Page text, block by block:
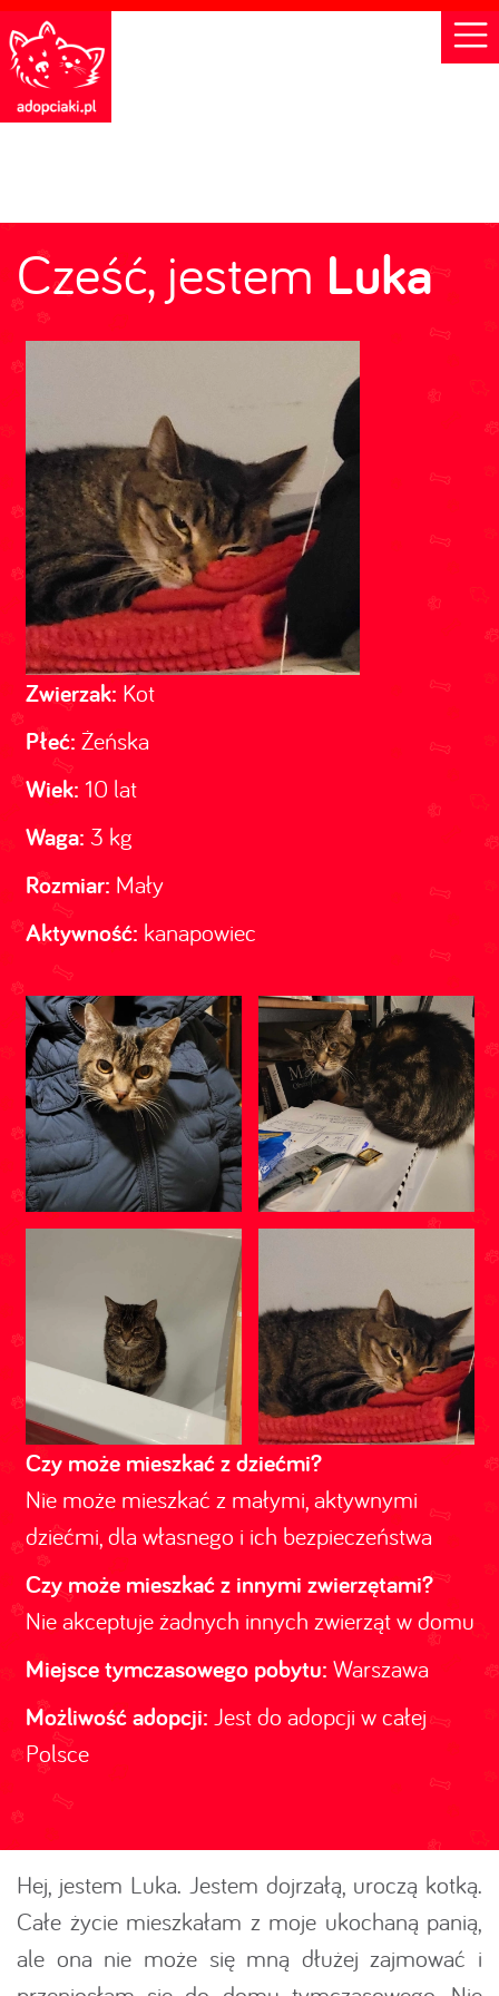
Cześć, jestem Luka
Zwierzak: Kot
Płeć: Żeńska
Wiek: 10 lat
Waga: 3 kg
Rozmiar: Mały
Aktywność: kanapowiec
Czy może mieszkać z dziećmi?
Nie może mieszkać z małymi, aktywnymi
dziećmi, dla własnego i ich bezpieczeństwa
Czy może mieszkać z innymi zwierzętami?
Nie akceptuje żadnych innych zwierząt w domu
Miejsce tymczasowego pobytu: Warszawa
Możliwość adopcji: Jest do adopcji w całej
Polsce
Hej, jestem Luka. Jestem dojrzałą, uroczą kotką.
Całe życie mieszkałam z moje ukochaną panią,
ale ona nie może się mną dłużej zajmować i